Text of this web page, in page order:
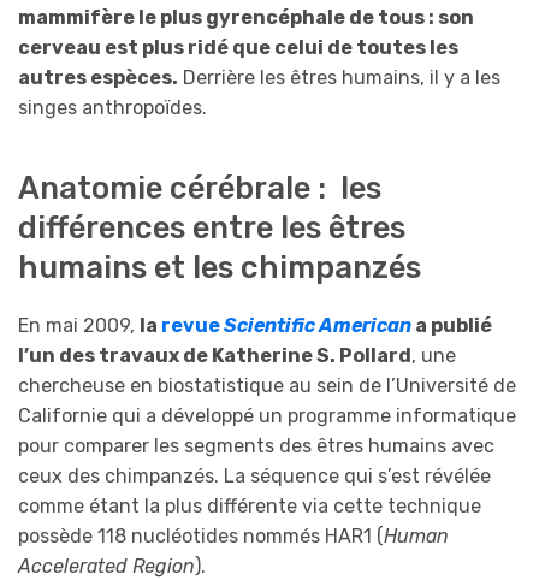
mammifère le plus gyrencéphale de tous : son
cerveau est plus ridé que celui de toutes les
autres espèces. Derrière les êtres humains, il y a les
singes anthropoïdes.
Anatomie cérébrale : les
différences entre les êtres
humains et les chimpanzés
En mai 2009, la revueScientific American a publié
l’un des travaux de Katherine S. Pollard , une
chercheuse en biostatistique au sein de l’Université de
Californie qui a développé un programme informatique
pour comparer les segments des êtres humains avec
ceux des chimpanzés. La séquence qui s’est révélée
comme étant la plus différente via cette technique
possède 118 nucléotides nommés HAR1 (Human
Accelerated Region).